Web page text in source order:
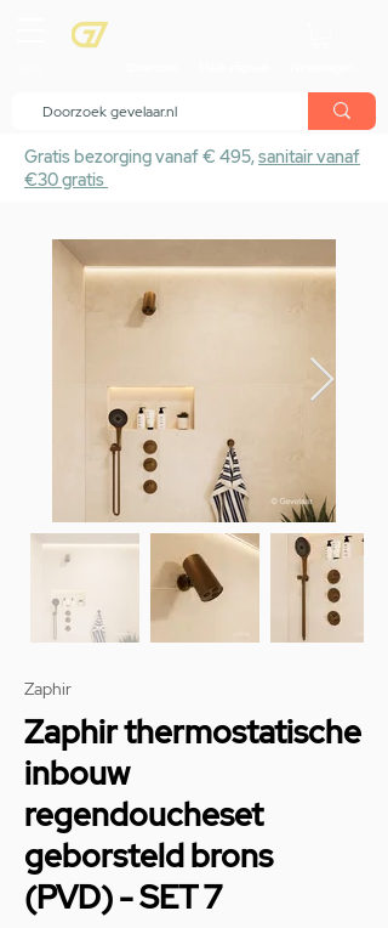
Gratis bezorging vanaf € 495,sanitair vanaf
€30 gratis
Zaphir
Zaphir thermostatische
inbouw
regendoucheset
geborsteld brons
(PVD) - SET 7